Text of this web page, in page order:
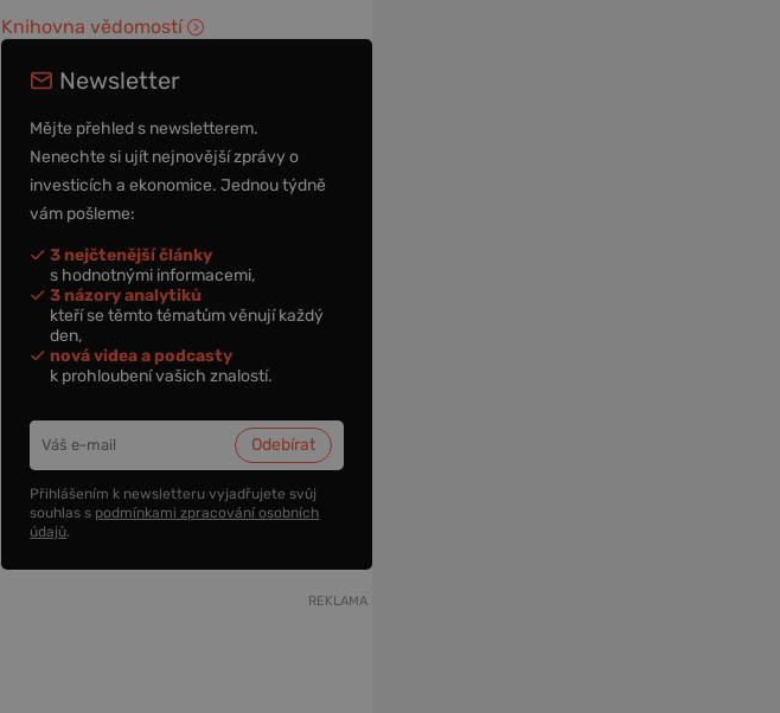
Knihovna vědomostí
Newsletter
Mějte přehled s newsletterem.
Nenechte si ujít nejnovější zprávy o
investicích a ekonomice. Jednou týdně
vám pošleme:
3 nejčtenější články
s hodnotnými informacemi,
3 názory analytiků
kteří se těmto tématům věnují každý
den,
nová videa a podcasty
k prohloubení vašich znalostí.
Přihlášením k newsletteru vyjadřujete svůj
souhlas s podmínkami zpracování osobních
údajů.
REKLAMA